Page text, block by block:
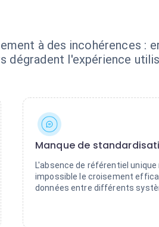
à des incohérences :
dégradent l'expérience
Manque de
L'absence de référentiel unique
impossible le croisement
données entre différents